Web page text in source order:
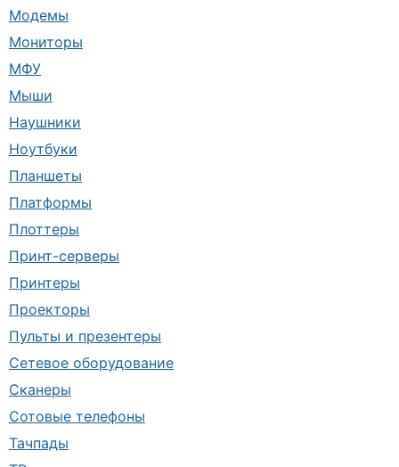
Модемы
Мониторы
МФУ
Мыши
Наушники
Ноутбуки
Планшеты
Платформы
Плоттеры
Принт-серверы
Принтеры
Проекторы
Пульты и презентеры
Сетевое оборудование
Сканеры
Сотовые телефоны
Тачпады